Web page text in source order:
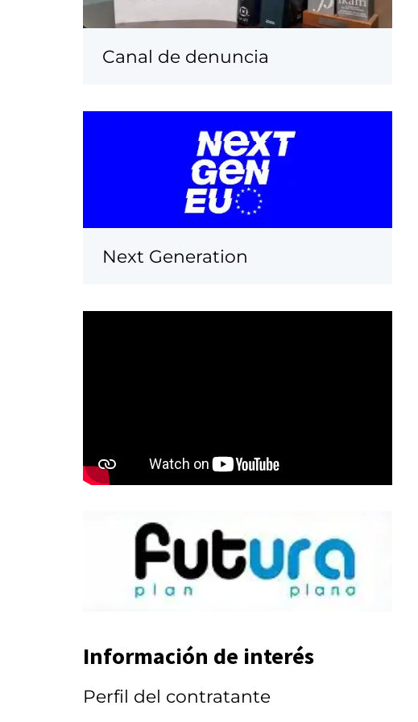
Canal de denuncia
Next Generation
Información de interés
Perfil del contratante